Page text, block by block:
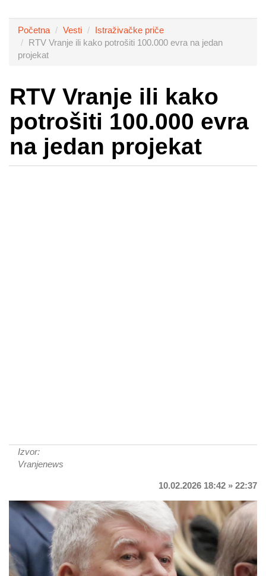
Početna Vesti
Istraživačke priče
RTV Vranje ili kako potrošiti 100.000 evra na jedan
projekat
RTV Vranje ili kako
potrošiti 100.000 evra
na jedan projekat
Izvor:
Vranjenews
10.02.2026 18:42 » 22:37